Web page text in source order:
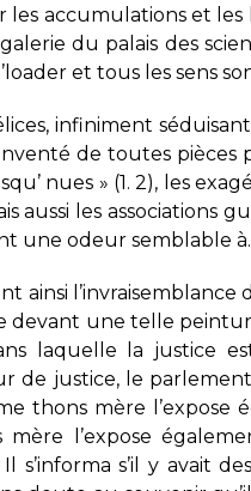
les accumulations et
du palais des
et tous les sens
infiniment
de toutes
nues » (1. 2), les
aussi les associations
une odeur semblable à..
ainsi
une telle
laquelle la justice
de justice, le
thons mère
mère l’expose
Il s’informa s’il y avait